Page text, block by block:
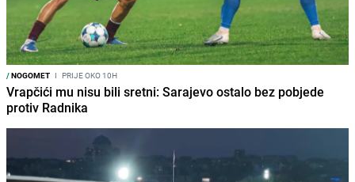
/NOGOMET I PRIJE OKO 10H
Vrapčići mu nisu bili sretni: Sarajevo ostalo bez pobjede
protiv Radnika